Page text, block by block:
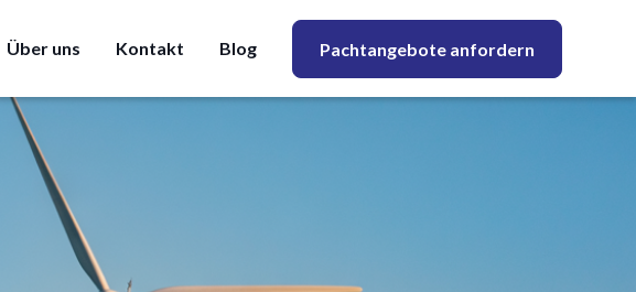
Über uns Kontakt Blog Pachtangebote anfordern